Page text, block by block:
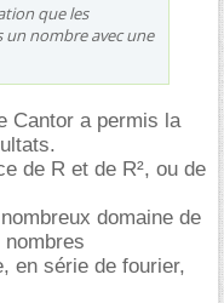
que les
nombre avec une
Cantor a permis la
de R et de R², ou de
domaine de
en série de fourier,